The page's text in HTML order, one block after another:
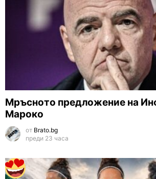
Мръсното предложение на
Мароко
от Brato.bg
преди 23 часа